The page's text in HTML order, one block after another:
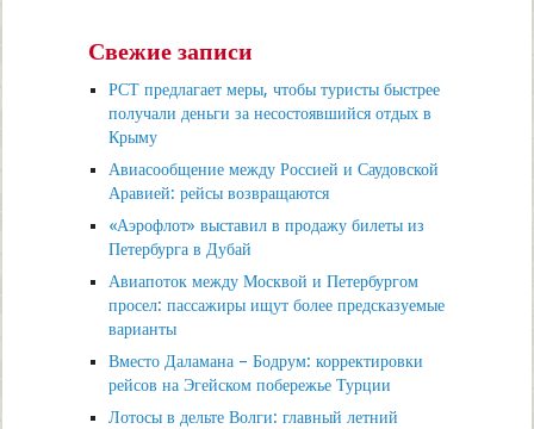
Свежие записи
РСТ предлагает меры, чтобы туристы быстрее
получали деньги за несостоявшийся отдых в
Крыму
Авиасообщение между Россией и Саудовской
Аравией: рейсы возвращаются
«Аэрофлот» выставил в продажу билеты из
Петербурга в Дубай
Авиапоток между Москвой и Петербургом
просел: пассажиры ищут более предсказуемые
варианты
Вместо Даламана – Бодрум: корректировки
рейсов на Эгейском побережье Турции
Лотосы в дельте Волги: главный летний